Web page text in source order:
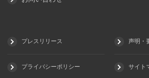
プレスリリース 声明・
プライバシーポリシー サイト